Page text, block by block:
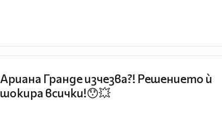
Ариана Гранде изчезва?! Решението ѝ
шокира всички!😯💥